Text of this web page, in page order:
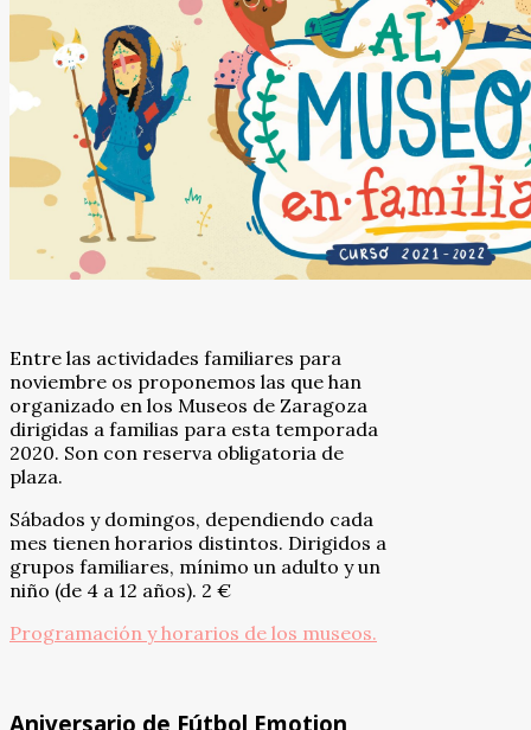
Entre las actividades familiares para
noviembre os proponemos las que han
organizado en los Museos de Zaragoza
dirigidas a familias para esta temporada
2020. Son con reserva obligatoria de
plaza.
Sábados y domingos, dependiendo cada
mes tienen horarios distintos. Dirigidos a
grupos familiares, mínimo un adulto y un
niño (de 4 a 12 años). 2 €
Programación y horarios de los museos.
Aniversario de Fútbol Emotion